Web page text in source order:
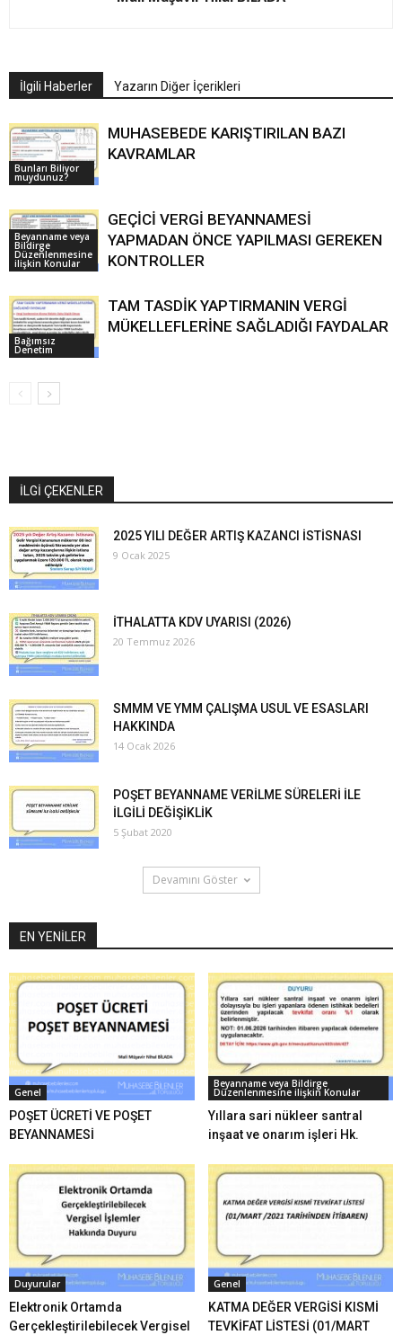
İlgili Haberler Yazarın Diğer İçerikleri
Bunları Biliyor
muydunuz?
MUHASEBEDE KARIŞTIRILAN BAZI
KAVRAMLAR
Beyanname veya
Bildirge
Düzenlenmesine
ilişkin Konular
GEÇİCİ VERGİ BEYANNAMESİ
YAPMADAN ÖNCE YAPILMASI GEREKEN
KONTROLLER
Bağımsız
Denetim
TAM TASDİK YAPTIRMANIN VERGİ
MÜKELLEFLERİNE SAĞLADIĞI FAYDALAR
İLGİ ÇEKENLER
2025 YILI DEĞER ARTIŞ KAZANCI İSTİSNASI
9 Ocak 2025
İTHALATTA KDV UYARISI (2026)
20 Temmuz 2026
SMMM VE YMM ÇALIŞMA USUL VE ESASLARI
HAKKINDA
14 Ocak 2026
POŞET BEYANNAME VERİLME SÜRELERİ İLE
İLGİLİ DEĞİŞİKLİK
5 Şubat 2020
Devamını Göster
EN YENİLER
Genel
POŞET ÜCRETİ VE POŞET
BEYANNAMESİ
Beyanname veya Bildirge
Düzenlenmesine ilişkin Konular
Yıllara sari nükleer santral
inşaat ve onarım işleri Hk.
Duyurular
Elektronik Ortamda
Gerçekleştirilebilecek Vergisel
Genel
KATMA DEĞER VERGİSİ KISMİ
TEVKİFAT LİSTESİ (01/MART